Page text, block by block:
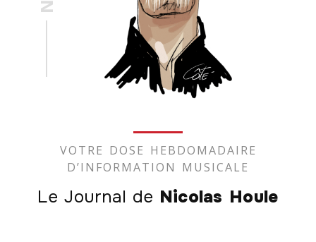
VOTRE DOSE HEBDOMADAIRE
D’INFORMATION MUSICALE
Le Journal de Nicolas Houle